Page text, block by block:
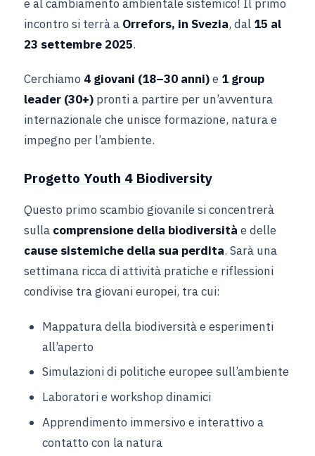
e al cambiamento ambientale sistemico! Il primo
incontro si terrà a Orrefors, in Svezia, dal 15 al
23 settembre 2025.
Cerchiamo 4 giovani (18–30 anni)e 1 group
leader (30+) pronti a partire per un’avventura
internazionale che unisce formazione, natura e
impegno per l’ambiente.
Progetto Youth 4 Biodiversity
Questo primo scambio giovanile si concentrerà
sulla comprensione della biodiversità e delle
cause sistemiche della sua perdita. Sarà una
settimana ricca di attività pratiche e riflessioni
condivise tra giovani europei, tra cui:
Mappatura della biodiversità e esperimenti
all’aperto
Simulazioni di politiche europee sull’ambiente
Laboratori e workshop dinamici
Apprendimento immersivo e interattivo a
contatto con la natura